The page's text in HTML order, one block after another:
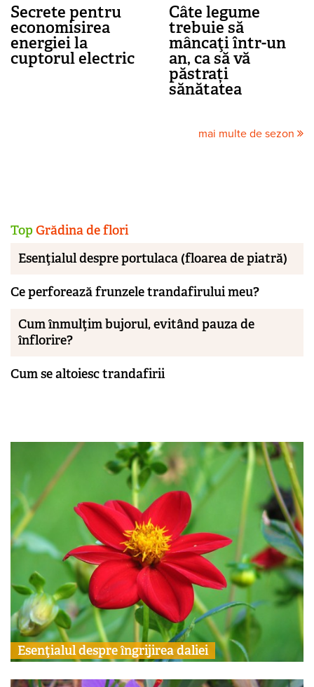
Secrete pentru
economisirea
energiei la
cuptorul electric
Câte legume
trebuie să
mâncaţi într-un
an, ca să vă
păstrați
sănătatea
mai multe de sezon
TopGrădina de flori
Esenţialul despre portulaca (floarea de piatră)
Ce perforează frunzele trandafirului meu?
Cum înmulţim bujorul, evitând pauza de
înflorire?
Cum se altoiesc trandafirii
Esenţialul despre îngrijirea daliei